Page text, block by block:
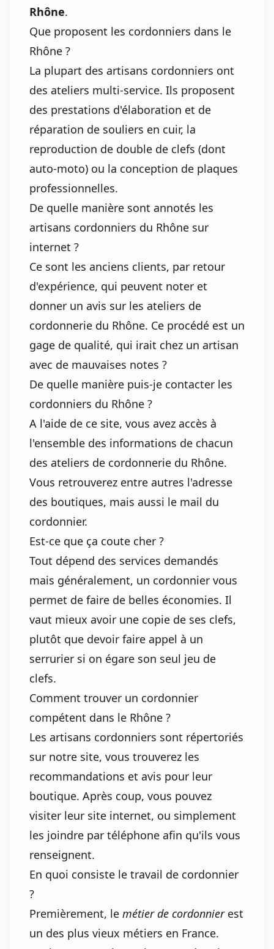
Rhône.
Que proposent les cordonniers dans le
Rhône ?
La plupart des artisans cordonniers ont
des ateliers multi-service. Ils proposent
des prestations d'élaboration et de
réparation de souliers en cuir, la
reproduction de double de clefs (dont
auto-moto) ou la conception de plaques
professionnelles.
De quelle manière sont annotés les
artisans cordonniers du Rhône sur
internet ?
Ce sont les anciens clients, par retour
d'expérience, qui peuvent noter et
donner un avis sur les ateliers de
cordonnerie du Rhône. Ce procédé est un
gage de qualité, qui irait chez un artisan
avec de mauvaises notes ?
De quelle manière puis-je contacter les
cordonniers du Rhône ?
A l'aide de ce site, vous avez accès à
l'ensemble des informations de chacun
des ateliers de cordonnerie du Rhône.
Vous retrouverez entre autres l'adresse
des boutiques, mais aussi le mail du
cordonnier.
Est-ce que ça coute cher ?
Tout dépend des services demandés
mais généralement, un cordonnier vous
permet de faire de belles économies. Il
vaut mieux avoir une copie de ses clefs,
plutôt que devoir faire appel à un
serrurier si on égare son seul jeu de
clefs.
Comment trouver un cordonnier
compétent dans le Rhône ?
Les artisans cordonniers sont répertoriés
sur notre site, vous trouverez les
recommandations et avis pour leur
boutique. Après coup, vous pouvez
visiter leur site internet, ou simplement
les joindre par téléphone afin qu'ils vous
renseignent.
En quoi consiste le travail de cordonnier
?
Premièrement, le métier de cordonnierest
un des plus vieux métiers en France.